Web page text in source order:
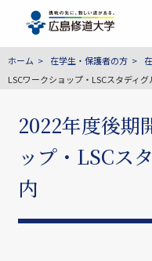
ホーム 在学生・保護者の方
LSCワークショップ・LSCスタディ
2022年度後期
ップ・LSCス
内